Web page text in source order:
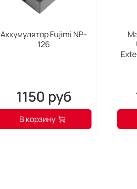
Аккумулятор Fujimi NP-
126
1150 руб
В корзину